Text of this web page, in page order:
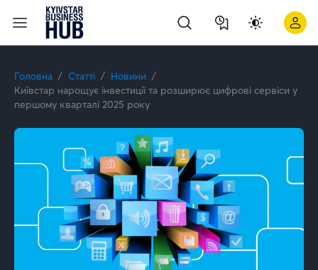
Головна Статті
Новини
Київстар нарощує інвестиції та розширює цифрові сервіси у
першому кварталі 2025 року
Київстар нарощує інвестиції та розширює цифрові